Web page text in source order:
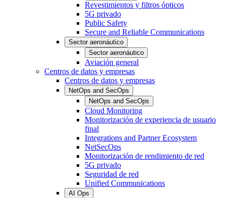
Revestimientos y filtros ópticos
5G privado
Public Safety
Secure and Reliable Communications
Sector aeronáutico
Sector aeronáutico
Aviación general
Centros de datos y empresas
Centros de datos y empresas
NetOps and SecOps
NetOps and SecOps
Cloud Monitoring
Monitorización de experiencia de usuario
final
Integrations and Partner Ecosystem
NetSecOps
Monitorización de rendimiento de red
5G privado
Seguridad de red
Unified Communications
AI Ops